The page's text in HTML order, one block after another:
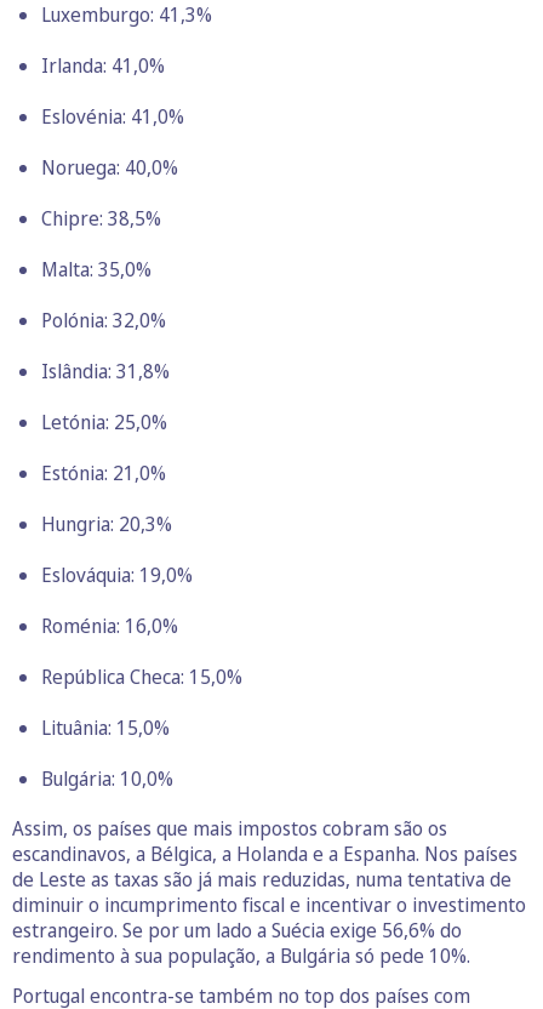
Luxemburgo: 41,3%
Irlanda: 41,0%
Eslovénia: 41,0%
Noruega: 40,0%
Chipre: 38,5%
Malta: 35,0%
Polónia: 32,0%
Islândia: 31,8%
Letónia: 25,0%
Estónia: 21,0%
Hungria: 20,3%
Eslováquia: 19,0%
Roménia: 16,0%
República Checa: 15,0%
Lituânia: 15,0%
Bulgária: 10,0%
Assim, os países que mais impostos cobram são os
escandinavos, a Bélgica, a Holanda e a Espanha. Nos países
de Leste as taxas são já mais reduzidas, numa tentativa de
diminuir o incumprimento fiscal e incentivar o investimento
estrangeiro. Se por um lado a Suécia exige 56,6% do
rendimento à sua população, a Bulgária só pede 10%.
Portugal encontra-se também no top dos países com